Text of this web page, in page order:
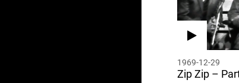
1969-12-29
Zip Zip –